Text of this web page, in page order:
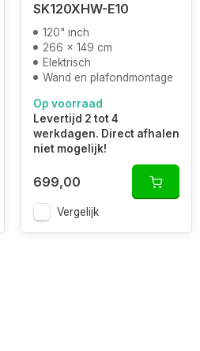
SK120XHW-E10
120" inch
266 x 149 cm
Elektrisch
Wand en plafondmontage
Op voorraad
Levertijd 2 tot 4
werkdagen. Direct afhalen
niet mogelijk!
699,00
Vergelijk